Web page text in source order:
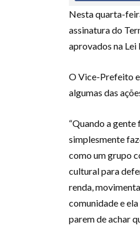
Nesta quarta-
assinatura do
aprovados na Lei
O Vice-Prefeito
algumas das
“Quando a
simplesmente
como um grupo
cultural para
renda,
comunidade e
parem de achar